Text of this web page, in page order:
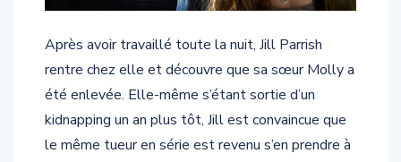
rentre chez elle et découvre que sa sœur Molly a
été enlevée. Elle-même s’étant sortie d’un
kidnapping un an plus tôt, Jill est convaincue que
le même tueur en série est revenu s’en prendre à
sa sœur. La police refuse de la croire et personne